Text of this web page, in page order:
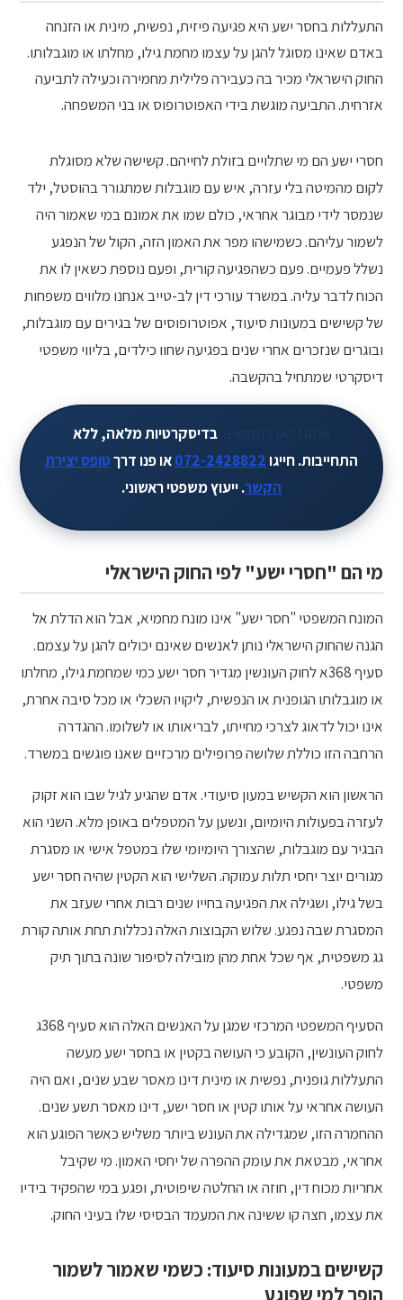
התעללות בחסר ישע היא פגיעה פיזית, נפשית, מינית או הזנחה
באדם שאינו מסוגל להגן על עצמו מחמת גילו, מחלתו או מוגבלותו.
החוק הישראלי מכיר בה כעבירה פלילית מחמירה וכעילה לתביעה
אזרחית. התביעה מוגשת בידי האפוטרופוס או בני המשפחה.
חסרי ישע הם מי שתלויים בזולת לחייהם. קשישה שלא מסוגלת
לקום מהמיטה בלי עזרה, איש עם מוגבלות שמתגורר בהוסטל, ילד
שנמסר לידי מבוגר אחראי, כולם שמו את אמונם במי שאמור היה
לשמור עליהם. כשמישהו מפר את האמון הזה, הקול של הנפגע
נשלל פעמיים. פעם כשהפגיעה קורית, ופעם נוספת כשאין לו את
הכוח לדבר עליה. במשרד עורכי דין לב-טייב אנחנו מלווים משפחות
של קשישים במעונות סיעוד, אפוטרופוסים של בגירים עם מוגבלות,
ובוגרים שנזכרים אחרי שנים בפגיעה שחוו כילדים, בליווי משפטי
דיסקרטי שמתחיל בהקשבה.
בדיסקרטיות מלאה, ללא
התחייבות. חייגו072-2428822או פנו דרךטופס יצירת
הקשר. ייעוץ משפטי ראשוני.
מי הם "חסרי ישע" לפי החוק הישראלי
המונח המשפטי "חסר ישע" אינו מונח מחמיא, אבל הוא הדלת אל
הגנה שהחוק הישראלי נותן לאנשים שאינם יכולים להגן על עצמם.
סעיף 368א לחוק העונשין מגדיר חסר ישע כמי שמחמת גילו, מחלתו
או מוגבלותו הגופנית או הנפשית, ליקויו השכלי או מכל סיבה אחרת,
אינו יכול לדאוג לצרכי מחייתו, לבריאותו או לשלומו. ההגדרה
הרחבה הזו כוללת שלושה פרופילים מרכזיים שאנו פוגשים במשרד.
הראשון הוא הקשיש במעון סיעודי. אדם שהגיע לגיל שבו הוא זקוק
לעזרה בפעולות היומיום, ונשען על המטפלים באופן מלא. השני הוא
הבגיר עם מוגבלות, שהצורך היומיומי שלו במטפל אישי או מסגרת
מגורים יוצר יחסי תלות עמוקה. השלישי הוא הקטין שהיה חסר ישע
בשל גילו, ושגילה את הפגיעה בחייו שנים רבות אחרי שעזב את
המסגרת שבה נפגע. שלוש הקבוצות האלה נכללות תחת אותה קורת
גג משפטית, אף שכל אחת מהן מובילה לסיפור שונה בתוך תיק
משפטי.
הסעיף המשפטי המרכזי שמגן על האנשים האלה הוא סעיף 368ג
לחוק העונשין, הקובע כי העושה בקטין או בחסר ישע מעשה
התעללות גופנית, נפשית או מינית דינו מאסר שבע שנים, ואם היה
העושה אחראי על אותו קטין או חסר ישע, דינו מאסר תשע שנים.
ההחמרה הזו, שמגדילה את העונש ביותר משליש כאשר הפוגע הוא
אחראי, מבטאת את עומק ההפרה של יחסי האמון. מי שקיבל
אחריות מכוח דין, חוזה או החלטה שיפוטית, ופגע במי שהפקיד בידיו
את עצמו, חצה קו ששינה את המעמד הבסיסי שלו בעיני החוק.
קשישים במעונות סיעוד: כשמי שאמור לשמור
הופך למי שפוגע